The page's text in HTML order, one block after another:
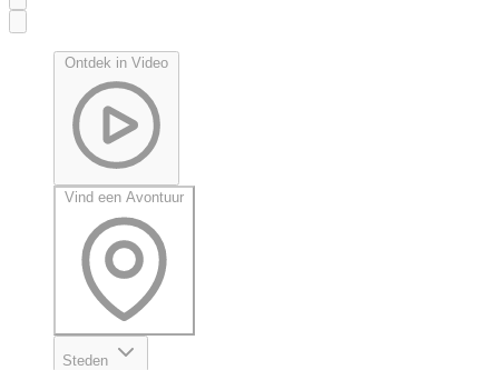
Ontdek in Video
Vind een Avontuur
Steden